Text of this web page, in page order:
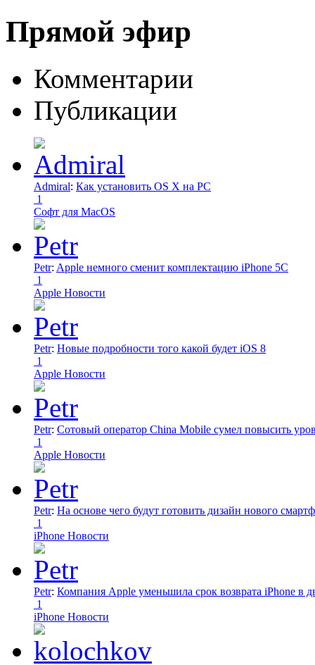
Прямой эфир
Комментарии
Публикации
Admiral: Как установить OS X на PC
1
Софт для MacOS
Petr: Apple немного сменит комплектацию iPhone 5C
1
Apple Новости
Petr: Новые подробности того какой будет iOS 8
1
Apple Новости
Petr: Сотовый оператор China Mobile сумел повысить
1
Apple Новости
Petr: На основе чего будут готовить дизайн нового
1
iPhone Новости
Petr: Компания Apple уменьшила срок возврата iPhone в
1
iPhone Новости